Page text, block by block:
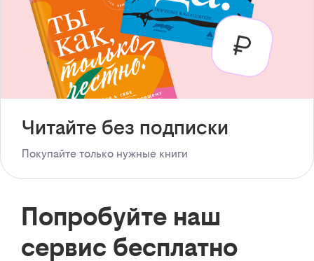
Читайте без подписки
Покупайте только нужные книги
Попробуйте наш
сервис бесплатно